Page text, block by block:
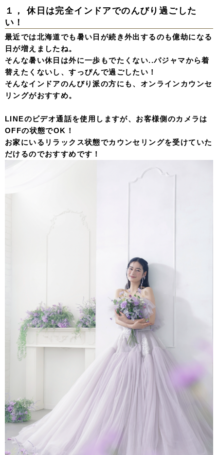
１， 休日は完全インドアでのんびり過ごした
い！
最近では北海道でも暑い日が続き外出するのも億劫になる
日が増えましたね。
そんな暑い休日は外に一歩もでたくない..パジャマから着
替えたくないし、すっぴんで過ごしたい！
そんなインドアのんびり派の方にも、オンラインカウンセ
リングがおすすめ。
LINEのビデオ通話を使用しますが、お客様側のカメラは
OFFの状態でOK！
お家にいるリラックス状態でカウンセリングを受けていた
だけるのでおすすめです！